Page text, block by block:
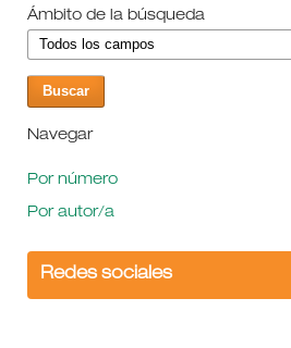
Ámbito de la búsqueda
Navegar
Por número
Por autor/a
Redes sociales